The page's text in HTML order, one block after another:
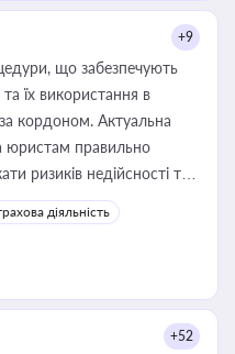
+9
що забезпечують
їх використання в
кордоном. Актуальна
юристам правильно
ризиків недійсності та
органами влади та
діяльність
+52